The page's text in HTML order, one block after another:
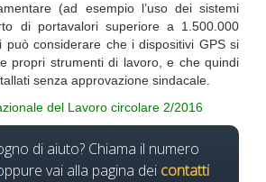
(ad esempio l’uso dei sistemi
di portavalori superiore a 1.500.000
può considerare che i dispositivi GPS si
propri strumenti di lavoro, e che quindi
senza approvazione sindacale.
del Lavoro circolare 2/2016
di aiuto? Chiama il numero
vai alla pagina dei contatti